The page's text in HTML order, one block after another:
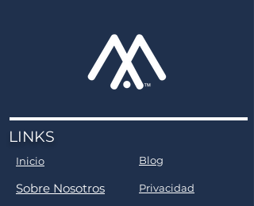
LINKS
Inicio Blog
Sobre Nosotros Privacidad